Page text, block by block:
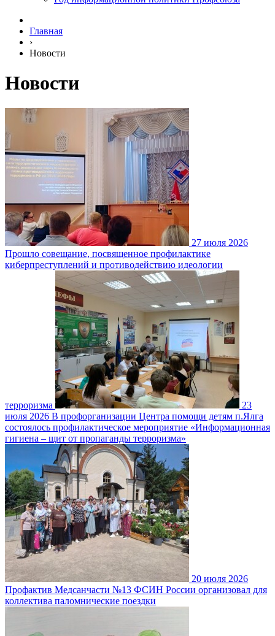
Главная
›
Новости
Новости
27 июля 2026
Прошло совещание, посвященное профилактике
киберпреступлений и противодействию идеологии
терроризма
23
июля 2026 В профорганизации Центра помощи детям п.Ялга
состоялось профилактическое мероприятие «Информационная
гигиена – щит от пропаганды терроризма»
20 июля 2026
Профактив Медсанчасти №13 ФСИН России организовал для
коллектива паломнические поездки